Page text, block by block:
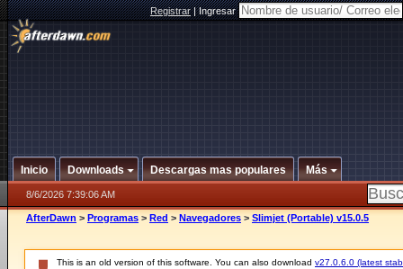
Registrar|Ingresar
Inicio Downloads Descargas mas populares Más
8/6/2026 7:39:06 AM
AfterDawn > Programas > Red > Navegadores > Slimjet (Portable) v15.0.5
This is an old version of this software. You can also download v27.0.6.0 (latest